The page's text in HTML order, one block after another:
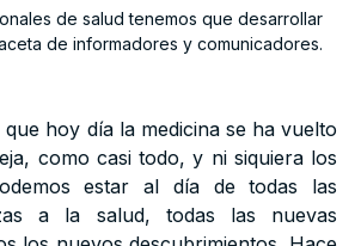
de salud tenemos que desarrollar
de informadores y comunicadores.
hoy día la medicina se ha vuelto
como casi todo, y ni siquiera los
estar al día de todas las
a la salud, todas las nuevas